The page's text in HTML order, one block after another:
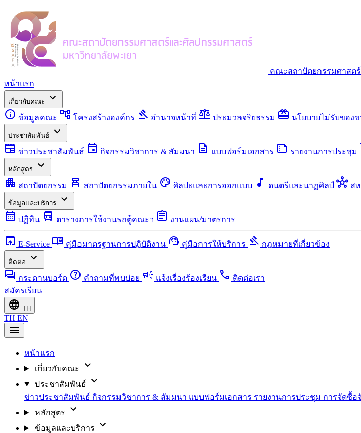
คณะสถาปัตยกรรมศาสต
หน้าแรก
เกี่ยวกับคณะ
expand_more
info ข้อมูลคณะ account_tree โครงสร้างองค์กร gavel อำนาจหน้าที่ balance ประมวลจริยธรรม redeem นโยบายไม่รับของ
ประชาสัมพันธ์
expand_more
newspaper ข่าวประชาสัมพันธ์ event กิจกรรมวิชาการ & สัมมนา description แบบฟอร์มเอกสาร summarize รายงานการประชุม
หลักสูตร
expand_more
apartment สถาปัตยกรรม chair_alt สถาปัตยกรรมภายใน palette ศิลปะและการออกแบบ music_note ดนตรีและนาฏศิลป์ hub ส
ข้อมูลและบริการ
expand_more
calendar_month ปฏิทิน directions_bus ตารางการใช้งานรถตู้คณะฯ assignment งานแผน/มาตรการ
open_in_browser E-Service menu_book คู่มือมาตรฐานการปฏิบัติงาน support_agent คู่มือการให้บริการ gavel กฎหมายที่เกี่ยวข้อง
ติดต่อ
expand_more
forum กระดานบอร์ด help คำถามที่พบบ่อย campaign แจ้งเรื่องร้องเรียน call ติดต่อเรา
สมัครเรียน
language TH
TH EN
menu
หน้าแรก
เกี่ยวกับคณะ
expand_more
ประชาสัมพันธ์ expand_more
ข่าวประชาสัมพันธ์ กิจกรรมวิชาการ & สัมมนา แบบฟอร์มเอกสาร รายงานการประชุม การจัดซื้อ
หลักสูตร
expand_more
ข้อมูลและบริการ expand_more